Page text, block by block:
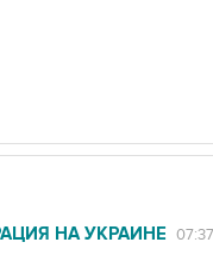
НА УКРАИНЕ